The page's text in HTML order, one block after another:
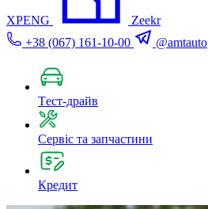
XPENG
Zeekr
+38 (067) 161-10-00
@amtauto
Tест-драйв
Сервіс та запчастини
Кредит